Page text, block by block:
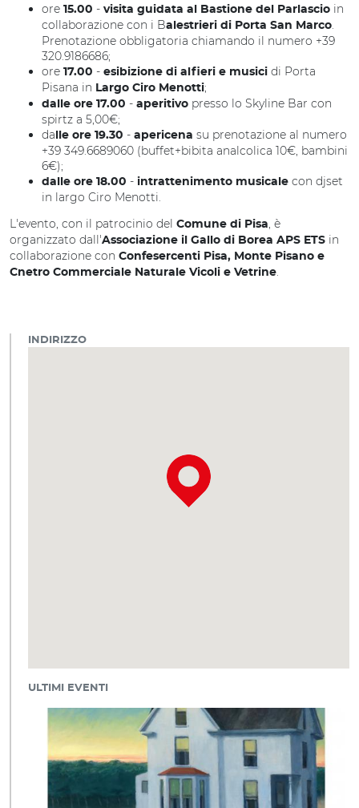
ore 15.00 - visita guidata al Bastione del Parlascio in
collaborazione con i Balestrieri di Porta San Marco.
Prenotazione obbligatoria chiamando il numero +39
320.9186686;
ore 17.00 - esibizione di alfieri e musici di Porta
Pisana in Largo Ciro Menotti;
dalle ore 17.00 - aperitivo presso lo Skyline Bar con
spirtz a 5,00€;
da lle ore 19.30 - apericena su prenotazione al numero
+39 349.6689060 (buffet+bibita analcolica 10€, bambini
6€);
dalle ore 18.00 - intrattenimento musicale con djset
in largo Ciro Menotti.
L'evento, con il patrocinio del Comune di Pisa, è
organizzato dall'Associazione il Gallo di Borea APS ETS in
collaborazione con Confesercenti Pisa, Monte Pisano e
Cnetro Commerciale Naturale Vicoli e Vetrine.
INDIRIZZO
ULTIMI EVENTI